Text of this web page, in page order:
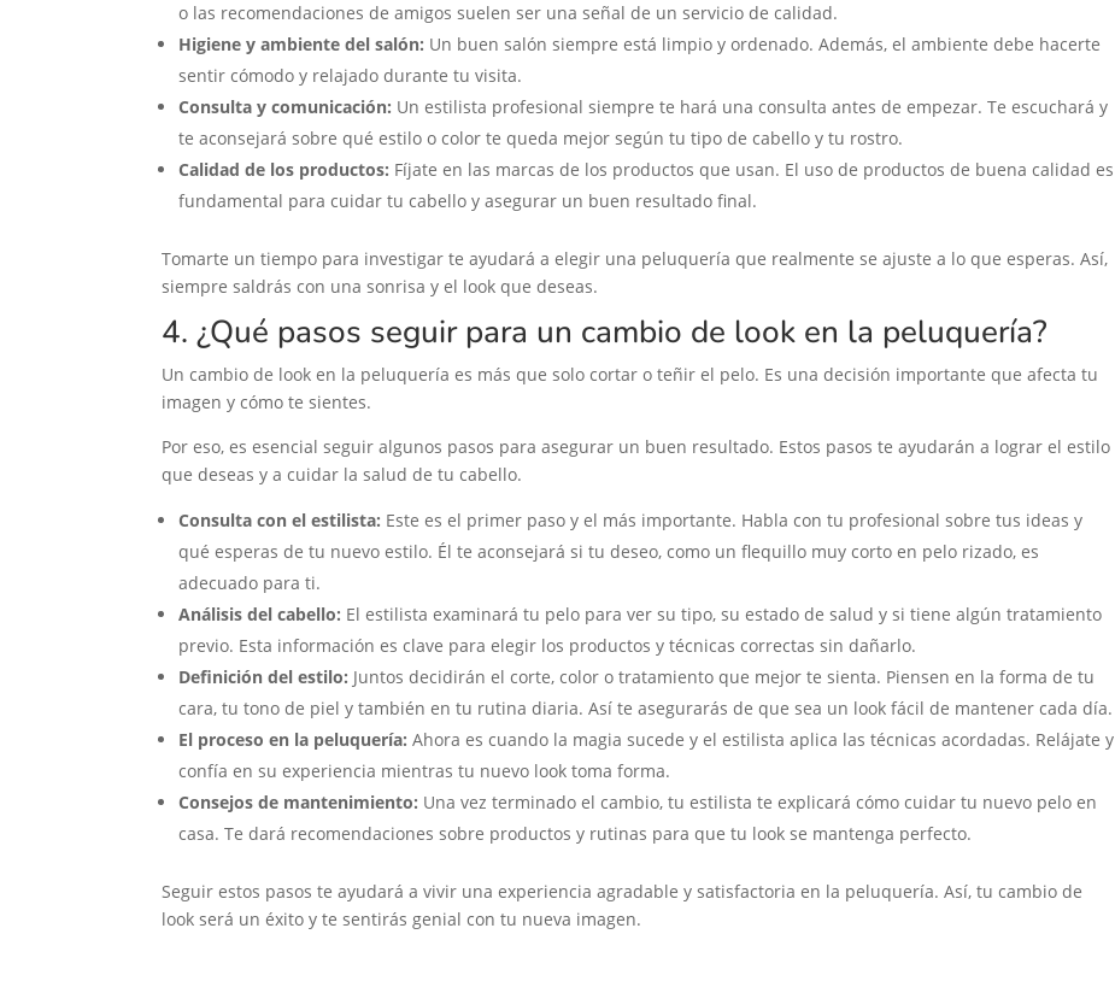
o las recomendaciones de amigos suelen ser una señal de un servicio de calidad.
Higiene y ambiente del salón: Un buen salón siempre está limpio y ordenado. Además, el ambiente debe hacerte
sentir cómodo y relajado durante tu visita.
Consulta y comunicación: Un estilista profesional siempre te hará una consulta antes de empezar. Te escuchará y
te aconsejará sobre qué estilo o color te queda mejor según tu tipo de cabello y tu rostro.
Calidad de los productos: Fíjate en las marcas de los productos que usan. El uso de productos de buena calidad es
fundamental para cuidar tu cabello y asegurar un buen resultado final.
Tomarte un tiempo para investigar te ayudará a elegir una peluquería que realmente se ajuste a lo que esperas. Así,
siempre saldrás con una sonrisa y el look que deseas.
4. ¿Qué pasos seguir para un cambio de look en la peluquería?
Un cambio de look en la peluquería es más que solo cortar o teñir el pelo. Es una decisión importante que afecta tu
imagen y cómo te sientes.
Por eso, es esencial seguir algunos pasos para asegurar un buen resultado. Estos pasos te ayudarán a lograr el estilo
que deseas y a cuidar la salud de tu cabello.
Consulta con el estilista: Este es el primer paso y el más importante. Habla con tu profesional sobre tus ideas y
qué esperas de tu nuevo estilo. Él te aconsejará si tu deseo, como un flequillo muy corto en pelo rizado, es
adecuado para ti.
Análisis del cabello: El estilista examinará tu pelo para ver su tipo, su estado de salud y si tiene algún tratamiento
previo. Esta información es clave para elegir los productos y técnicas correctas sin dañarlo.
Definición del estilo: Juntos decidirán el corte, color o tratamiento que mejor te sienta. Piensen en la forma de tu
cara, tu tono de piel y también en tu rutina diaria. Así te asegurarás de que sea un look fácil de mantener cada día.
El proceso en la peluquería: Ahora es cuando la magia sucede y el estilista aplica las técnicas acordadas. Relájate y
confía en su experiencia mientras tu nuevo look toma forma.
Consejos de mantenimiento: Una vez terminado el cambio, tu estilista te explicará cómo cuidar tu nuevo pelo en
casa. Te dará recomendaciones sobre productos y rutinas para que tu look se mantenga perfecto.
Seguir estos pasos te ayudará a vivir una experiencia agradable y satisfactoria en la peluquería. Así, tu cambio de
look será un éxito y te sentirás genial con tu nueva imagen.